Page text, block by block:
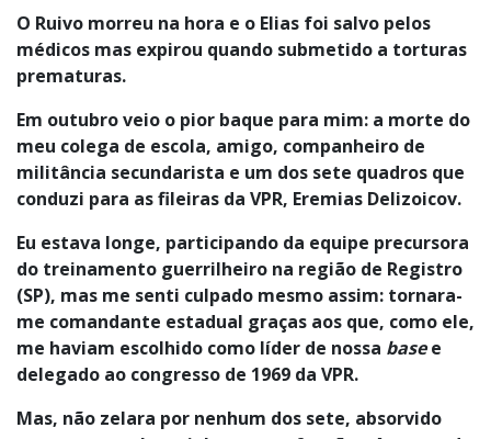
O Ruivo morreu na hora e o Elias foi salvo pelos
médicos mas expirou quando submetido a torturas
prematuras.
Em outubro veio o pior baque para mim: a morte do
meu colega de escola, amigo, companheiro de
militância secundarista e um dos sete quadros que
conduzi para as fileiras da VPR, Eremias Delizoicov.
Eu estava longe, participando da equipe precursora
do treinamento guerrilheiro na região de Registro
(SP), mas me senti culpado mesmo assim: tornara-
me comandante estadual graças aos que, como ele,
me haviam escolhido como líder de nossa basee
delegado ao congresso de 1969 da VPR.
Mas, não zelara por nenhum dos sete, absorvido